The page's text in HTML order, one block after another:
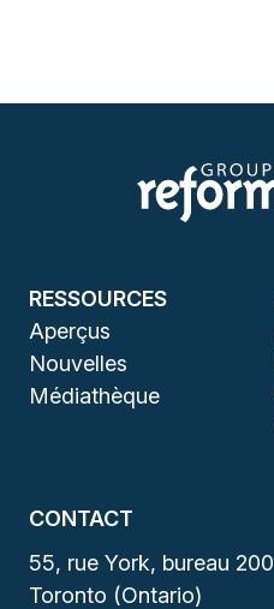
RESSOURCES
Aperçus
Nouvelles
Médiathèque
CONTACT
55, rue York, bureau 200
Toronto (Ontario)